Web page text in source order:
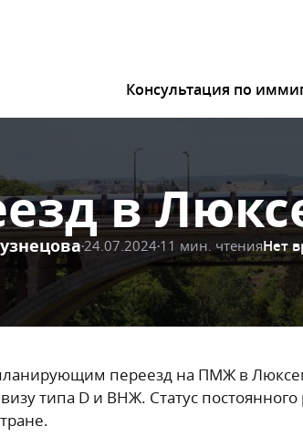
Консультация по
в
24.07.2024 11 мин. чтенияНет
переезд на ПМЖ в
типа D и ВНЖ. Статус